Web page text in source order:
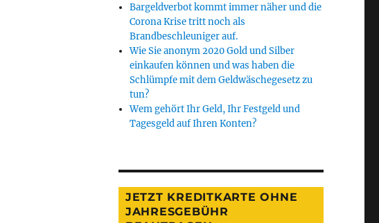
Bargeldverbot kommt immer näher und die
Corona Krise tritt noch als
Brandbeschleuniger auf.
Wie Sie anonym 2020 Gold und Silber
einkaufen können und was haben die
Schlümpfe mit dem Geldwäschegesetz zu
tun?
Wem gehört Ihr Geld, Ihr Festgeld und
Tagesgeld auf Ihren Konten?
JETZT KREDITKARTE OHNE
JAHRESGEBÜHR